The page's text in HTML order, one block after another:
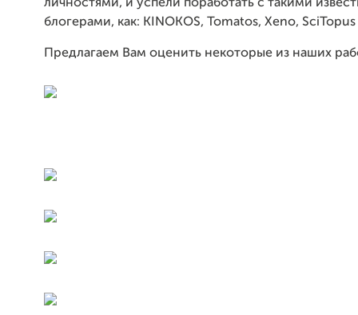
личностями, и успели поработать с такими
блогерами, как: KINOKOS, Tomatos, Xeno,
Предлагаем Вам оценить некоторые из наших